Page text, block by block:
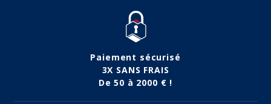
Paiement sécurisé
3X SANS FRAIS
De 50 à 2000 € !